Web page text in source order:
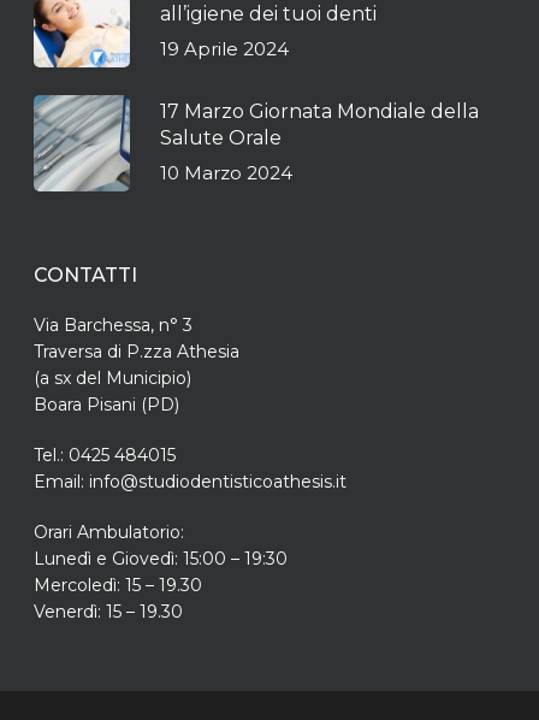
all’igiene dei tuoi denti
19 Aprile 2024
17 Marzo Giornata Mondiale della
Salute Orale
10 Marzo 2024
CONTATTI
Via Barchessa, n° 3
Traversa di P.zza Athesia
(a sx del Municipio)
Boara Pisani (PD)
Tel.: 0425 484015
Email: info@studiodentisticoathesis.it
Orari Ambulatorio:
Lunedì e Giovedì: 15:00 – 19:30
Mercoledì: 15 – 19.30
Venerdì: 15 – 19.30